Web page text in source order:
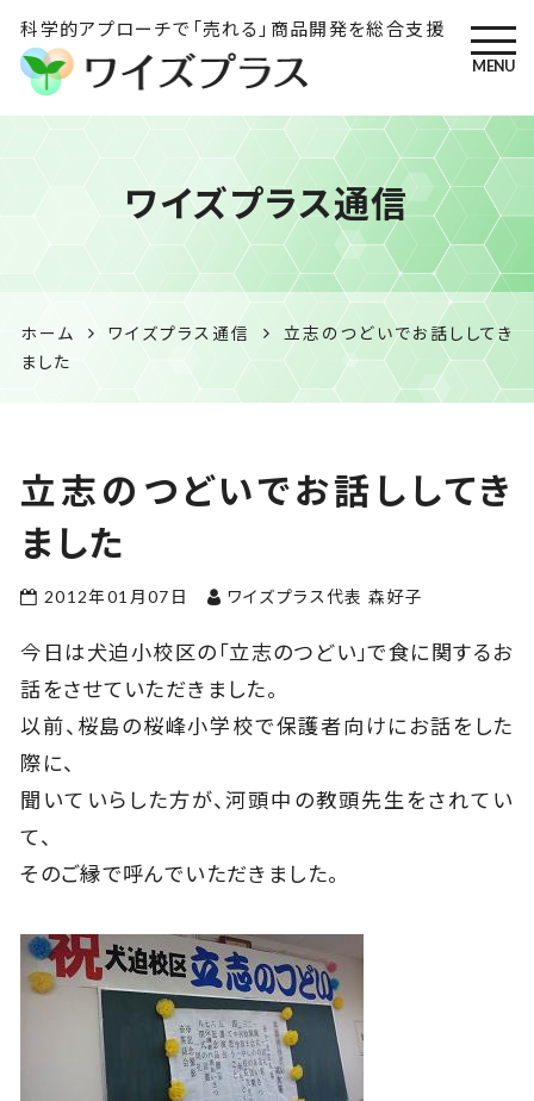
科学的アプローチで「売れる」商品開発を総合支援
ワイズプラス｜鹿児島の特産
品開発・HACCP衛生管理・食
品表示の専門コンサル
MENU
ワイズプラス通信
ホーム ワイズプラス通信
立志のつどいでお話ししてき
ました
立志のつどいでお話ししてき
ました
2012年01月07日 ワイズプラス代表 森好子
今日は犬迫小校区の「立志のつどい」で食に関するお
話をさせていただきました。
以前、桜島の桜峰小学校で保護者向けにお話をした
際に、
聞いていらした方が、河頭中の教頭先生をされてい
て、
そのご縁で呼んでいただきました。